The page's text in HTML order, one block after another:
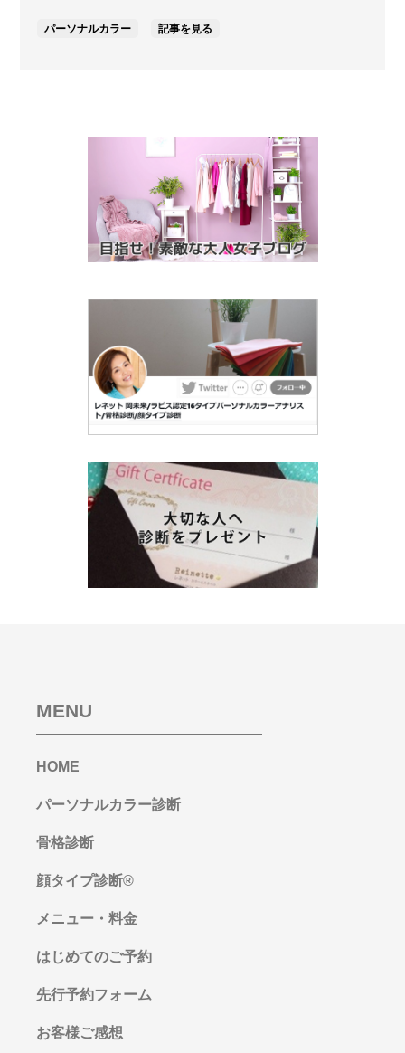
パーソナルカラー 記事を見る
MENU
HOME
パーソナルカラー診断
骨格診断
顔タイプ診断®︎
メニュー・料金
はじめてのご予約
先行予約フォーム
お客様ご感想